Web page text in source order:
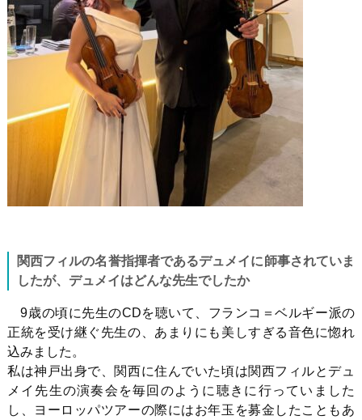
関西フィルの名誉指揮者であるデュメイに師事されていま
したが、デュメイはどんな先生でしたか
9歳の頃に先生のCDを聴いて、フランコ＝ベルギー派の
正統を受け継ぐ先生の、あまりにも美しすぎる音色に惚れ
込みました。
私は神戸出身で、関西に住んでいた頃は関西フィルとデュ
メイ先生の演奏会を毎回のように聴きに行っていました
し、ヨーロッパツアーの際にはお年玉を募金したこともあ